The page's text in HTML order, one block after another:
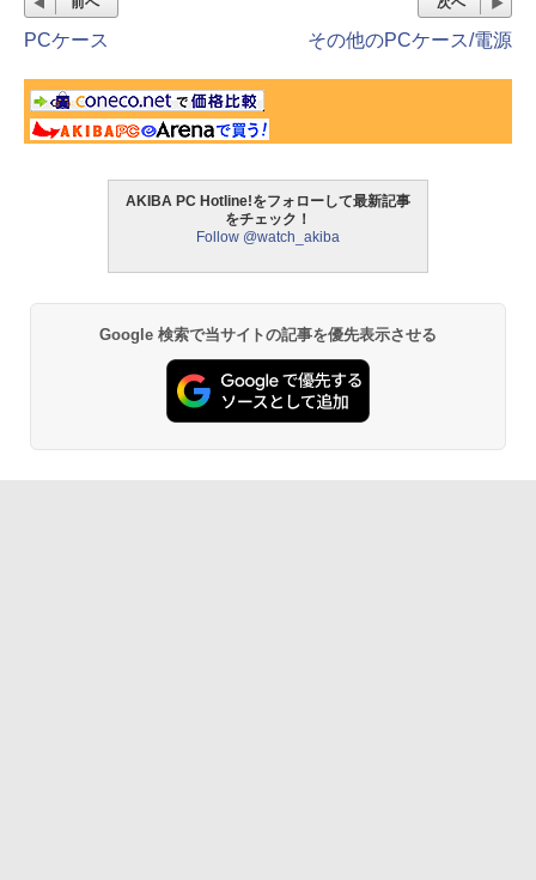
PCケース その他のPCケース/電源
AKIBA PC Hotline!をフォローして最新記事
をチェック！
Follow @watch_akiba
Google 検索で当サイトの記事を優先表示させる